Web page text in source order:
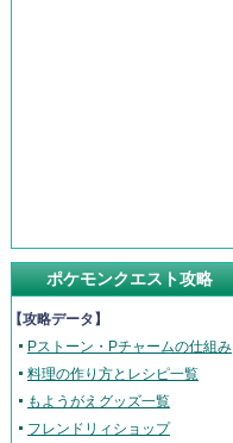
ポケモンクエスト攻略
【攻略データ】
Pストーン・Pチャームの仕組み
料理の作り方とレシピ一覧
もようがえグッズ一覧
フレンドリィショップ